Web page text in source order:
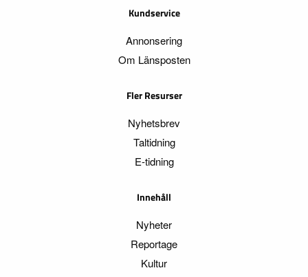
Kundservice
Annonsering
Om Länsposten
Fler Resurser
Nyhetsbrev
Taltidning
E-tidning
Innehåll
Nyheter
Reportage
Kultur